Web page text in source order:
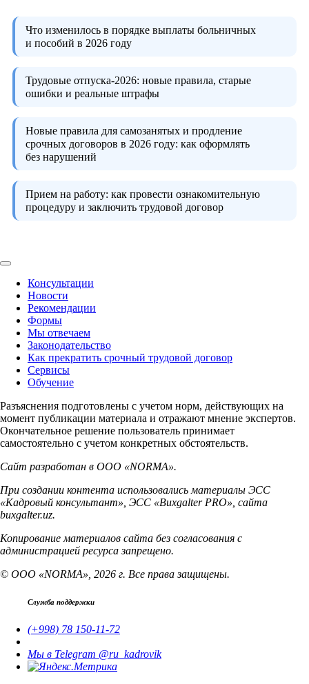
Что изменилось в порядке выплаты больничных
и пособий в 2026 году
Трудовые отпуска-2026: новые правила, старые
ошибки и реальные штрафы
Новые правила для самозанятых и продление
срочных договоров в 2026 году: как оформлять
без нарушений
Прием на работу: как провести ознакомительную
процедуру и заключить трудовой договор
Консультации
Новости
Рекомендации
Формы
Мы отвечаем
Законодательство
Как прекратить срочный трудовой договор
Сервисы
Обучение
Разъяснения подготовлены с учетом норм, действующих на
момент публикации материала и отражают мнение экспертов.
Окончательное решение пользователь принимает
самостоятельно с учетом конкретных обстоятельств.
Сайт разработан в ООО «NORMA».
При создании контента использовались материалы ЭСС
«Кадровый консультант», ЭСС «Buxgalter PRO», сайта
buxgalter.uz.
Копирование материалов сайта без согласования с
администрацией ресурса запрещено.
© ООО «NORMA», 2026 г. Все права защищены.
Служба поддержки
(+998) 78 150-11-72
Мы в Telegram @ru_kadrovik